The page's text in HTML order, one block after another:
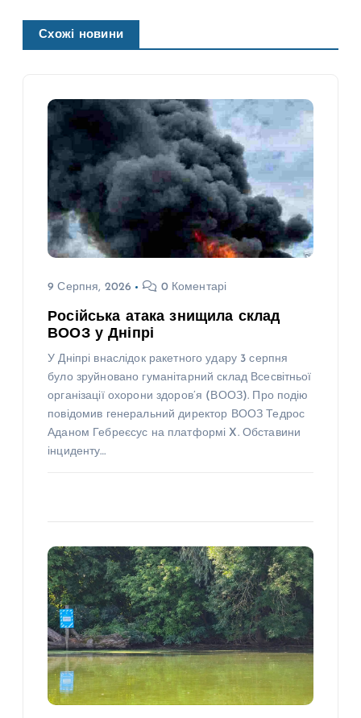
Схожі новини
9 Серпня, 2026 0 Коментарі
Російська атака знищила склад
ВООЗ у Дніпрі
У Дніпрі внаслідок ракетного удару 3 серпня
було зруйновано гуманітарний склад Всесвітньої
організації охорони здоров’я (ВООЗ). Про подію
повідомив генеральний директор ВООЗ Тедрос
Аданом Гебреєсус на платформі X. Обставини
інциденту…